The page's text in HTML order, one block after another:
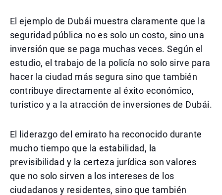
El ejemplo de Dubái muestra claramente que la
seguridad pública no es solo un costo, sino una
inversión que se paga muchas veces. Según el
estudio, el trabajo de la policía no solo sirve para
hacer la ciudad más segura sino que también
contribuye directamente al éxito económico,
turístico y a la atracción de inversiones de Dubái.
El liderazgo del emirato ha reconocido durante
mucho tiempo que la estabilidad, la
previsibilidad y la certeza jurídica son valores
que no solo sirven a los intereses de los
ciudadanos y residentes, sino que también